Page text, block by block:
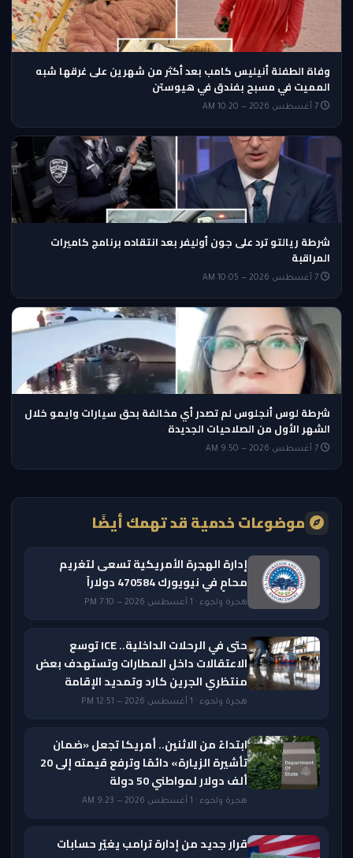
وفاة الطفلة أنيليس كامب بعد أكثر من شهرين على غرقها شبه
المميت في مسبح بفندق في هيوستن
شرطة ريالتو ترد على جون أوليفر بعد انتقاده برنامج كاميرات
المراقبة
شرطة لوس أنجلوس لم تصدر أي مخالفة بحق سيارات وايمو خلال
الشهر الأول من الصلاحيات الجديدة
موضوعات خدمية قد تهمك أيضًا
إدارة الهجرة الأمريكية تسعى لتغريم
محامٍ في نيويورك 470584 دولاراً
هجرة ولجوء · 1 أغسطس 2026 — 7:10 PM
حتى في الرحلات الداخلية.. ICE توسع
الاعتقالات داخل المطارات وتستهدف بعض
منتظري الجرين كارد وتمديد الإقامة
هجرة ولجوء · 1 أغسطس 2026 — 12:51 PM
ابتداءً من الاثنين.. أمريكا تجعل «ضمان
تأشيرة الزيارة» دائمًا وترفع قيمته إلى 20
ألف دولار لمواطني 50 دولة
هجرة ولجوء · 1 أغسطس 2026 — 9:23 AM
قرار جديد من إدارة ترامب يغيّر حسابات